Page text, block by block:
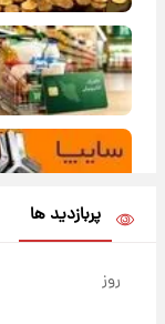
پربازدید ها
روز